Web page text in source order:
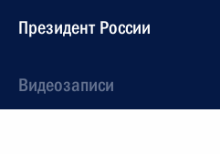
Президент России
Видеозаписи